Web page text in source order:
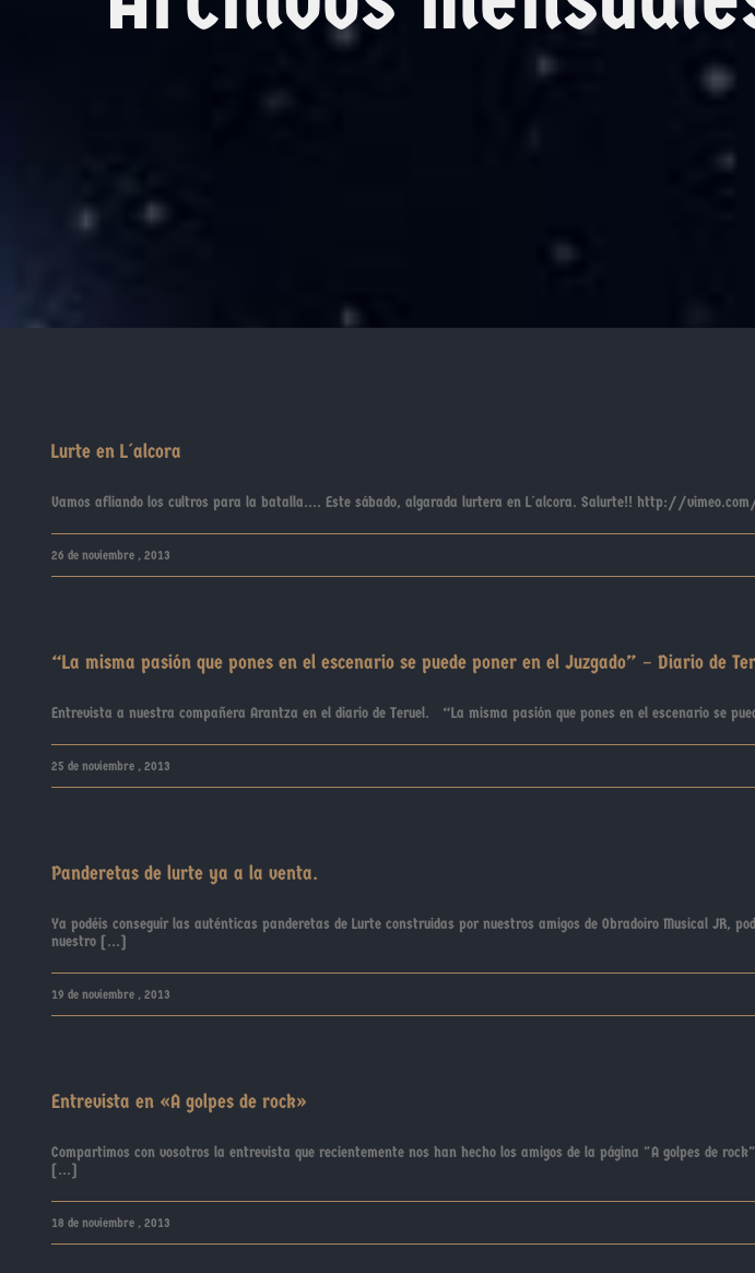
Lurte en L´alcora
Vamos afliando los cultros para la batalla.... Este sábado, algarada lurtera en L´alcora. Salurte!! http://
26 de noviembre , 2013
“La misma pasión que pones en el escenario se puede poner en el Juzgado” – Diario de
Entrevista a nuestra compañera Arantza en el diario de Teruel. “La misma pasión que pones en el escenario se
25 de noviembre , 2013
Panderetas de lurte ya a la venta.
Ya podéis conseguir las auténticas panderetas de Lurte construidas por nuestros amigos de Obradoiro Musical JR,
nuestro [...]
19 de noviembre , 2013
Entrevista en «A golpes de rock»
Compartimos con vosotros la entrevista que recientemente nos han hecho los amigos de la página "A golpes de
[...]
18 de noviembre , 2013